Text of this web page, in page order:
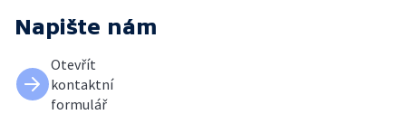
Napište nám
Otevřít
kontaktní
formulář